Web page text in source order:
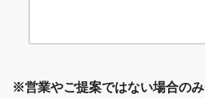
※営業やご提案ではない場合の